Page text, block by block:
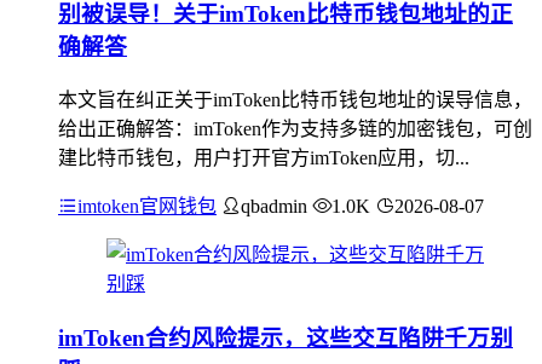
别被误导！关于imToken比特币钱包地址的正
确解答
本文旨在纠正关于imToken比特币钱包地址的误导信息，
给出正确解答：imToken作为支持多链的加密钱包，可创
建比特币钱包，用户打开官方imToken应用，切...
imtoken官网钱包 qbadmin 1.0K 2026-08-07
imToken合约风险提示，这些交互陷阱千万别